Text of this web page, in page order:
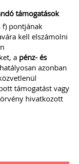
alatt!
Ft
kiadvány »
támogatások
f) pontjának
kell elszámolni
a pénz- és
azonban
támogatást vagy
hivatkozott